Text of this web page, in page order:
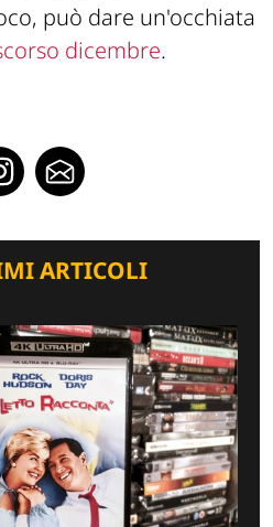
può dare un'occhiata
dicembre.
ARTICOLI